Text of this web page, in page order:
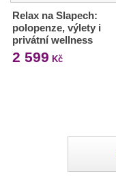
Relax na Slapech:
polopenze, výlety i
privátní wellness
2 599 Kč